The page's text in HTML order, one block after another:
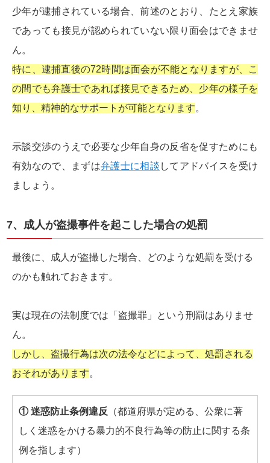
少年が逮捕されている場合、前述のとおり、たとえ家族
であっても接見が認められていない限り面会はできませ
ん。
特に、逮捕直後の72時間は面会が不能となりますが、こ
の間でも弁護士であれば接見できるため、少年の様子を
知り、精神的なサポートが可能となります。
示談交渉のうえで必要な少年自身の反省を促すためにも
有効なので、まずは弁護士に相談 してアドバイスを受け
ましょう。
7、成人が盗撮事件を起こした場合の処罰
最後に、成人が盗撮した場合、どのような処罰を受ける
のかも触れておきます。
実は現在の法制度では「盗撮罪」という刑罰はありませ
ん。
しかし、盗撮行為は次の法令などによって、処罰される
おそれがあります。
① 迷惑防止条例違反
（都道府県が定める、公衆に著
しく迷惑をかける暴力的不良行為等の防止に関する条
例を指します）